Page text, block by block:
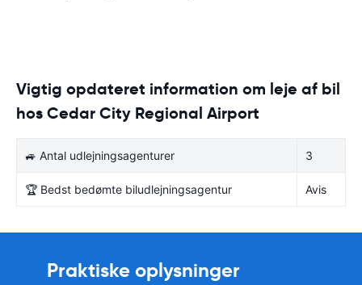
Vigtig opdateret information om leje af bil
hos Cedar City Regional Airport
🚙 Antal udlejningsagenturer 3
🏆 Bedst bedømte biludlejningsagentur Avis
Praktiske oplysninger